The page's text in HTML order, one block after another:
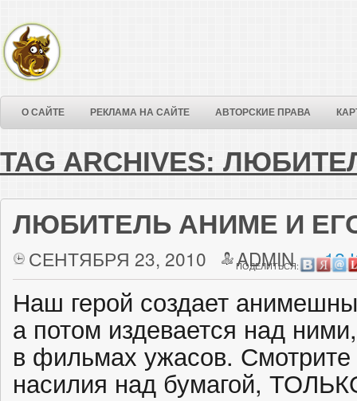
О САЙТЕ РЕКЛАМА НА САЙТЕ АВТОРСКИЕ ПРАВА
TAG ARCHIVES:
ЛЮБИТЕЛЬ АНИМЕ И
СЕНТЯБРЯ 23, 2010 ADMIN 12
ПОДЕЛИТЬСЯ:
Наш герой создает
а потом издевается над
в фильмах ужасов. Смотрите
насилия над бумагой,